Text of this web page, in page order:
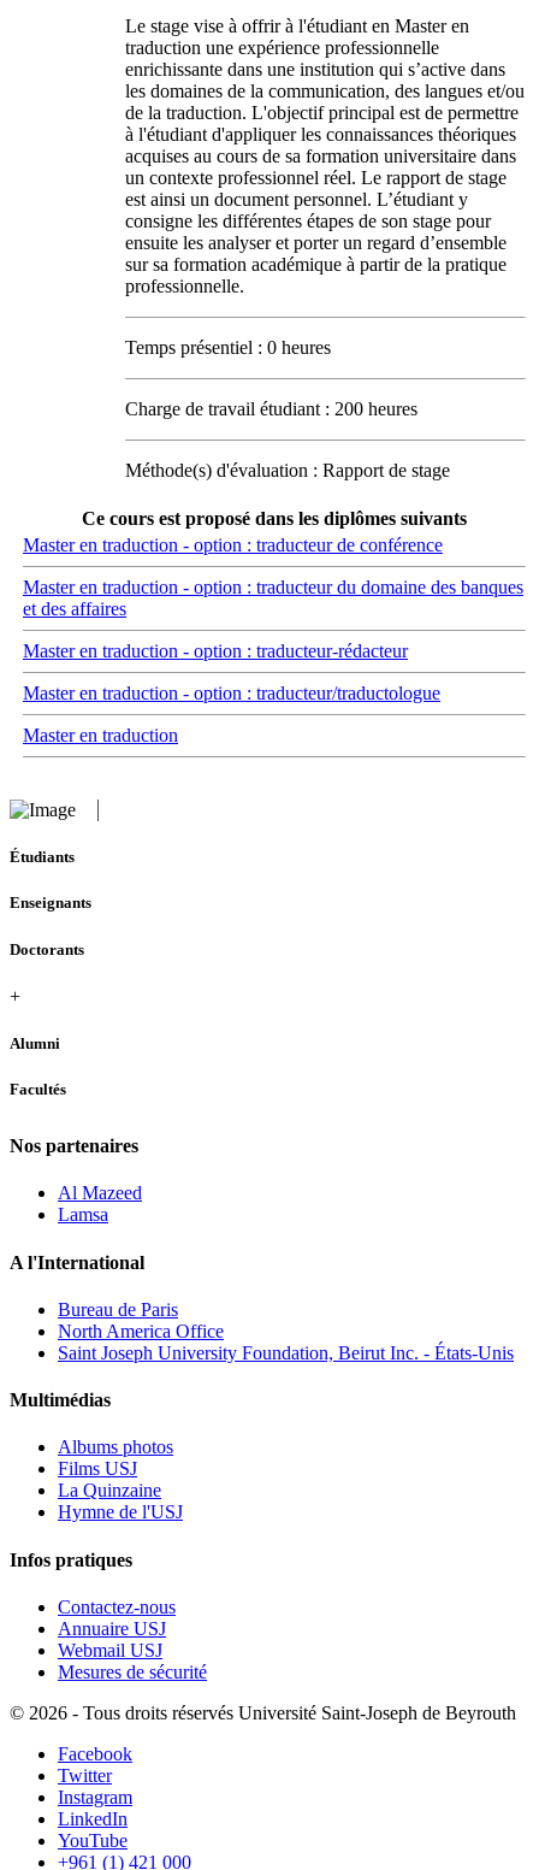
Le stage vise à offrir à l'étudiant en Master en
traduction une expérience professionnelle
enrichissante dans une institution qui s’active dans
les domaines de la communication, des langues et/ou
de la traduction. L'objectif principal est de permettre
à l'étudiant d'appliquer les connaissances théoriques
acquises au cours de sa formation universitaire dans
un contexte professionnel réel. Le rapport de stage
est ainsi un document personnel. L’étudiant y
consigne les différentes étapes de son stage pour
ensuite les analyser et porter un regard d’ensemble
sur sa formation académique à partir de la pratique
professionnelle.
Temps présentiel : 0 heures
Charge de travail étudiant : 200 heures
Méthode(s) d'évaluation : Rapport de stage
Ce cours est proposé dans les diplômes suivants
Master en traduction - option : traducteur de conférence
Master en traduction - option : traducteur du domaine des banques
et des affaires
Master en traduction - option : traducteur-rédacteur
Master en traduction - option : traducteur/traductologue
Master en traduction
Étudiants
Enseignants
Doctorants
+
Alumni
Facultés
Nos partenaires
Al Mazeed
Lamsa
A l'International
Bureau de Paris
North America Office
Saint Joseph University Foundation, Beirut Inc. - États-Unis
Multimédias
Albums photos
Films USJ
La Quinzaine
Hymne de l'USJ
Infos pratiques
Contactez-nous
Annuaire USJ
Webmail USJ
Mesures de sécurité
© 2026 - Tous droits réservés Université Saint-Joseph de Beyrouth
Facebook
Twitter
Instagram
LinkedIn
YouTube
+961 (1) 421 000